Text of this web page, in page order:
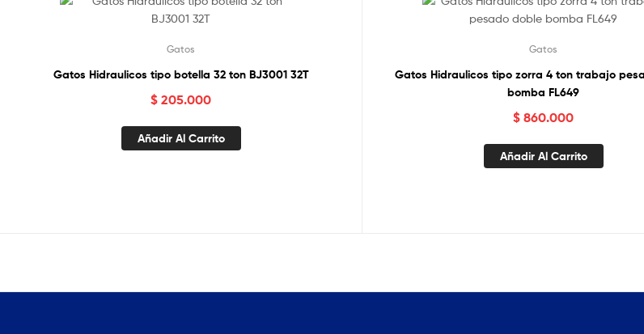
Gatos
Gatos Hidraulicos tipo botella 32 ton BJ3001 32T
$ 205.000
Añadir Al Carrito
Gatos
Gatos Hidraulicos tipo zorra 4 ton trabajo
bomba FL649
$ 860.000
Añadir Al Carrito